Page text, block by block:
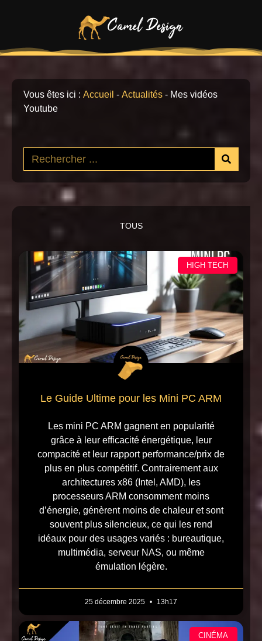
Vous êtes ici : Accueil - Actualités - Mes vidéos
Youtube
TOUS
HIGH TECH
Le Guide Ultime pour les Mini PC ARM
Les mini PC ARM gagnent en popularité
grâce à leur efficacité énergétique, leur
compacité et leur rapport performance/prix de
plus en plus compétitif. Contrairement aux
architectures x86 (Intel, AMD), les
processeurs ARM consomment moins
d’énergie, génèrent moins de chaleur et sont
souvent plus silencieux, ce qui les rend
idéaux pour des usages variés : bureautique,
multimédia, serveur NAS, ou même
émulation légère.
25 décembre 2025 13h17
CINÉMA